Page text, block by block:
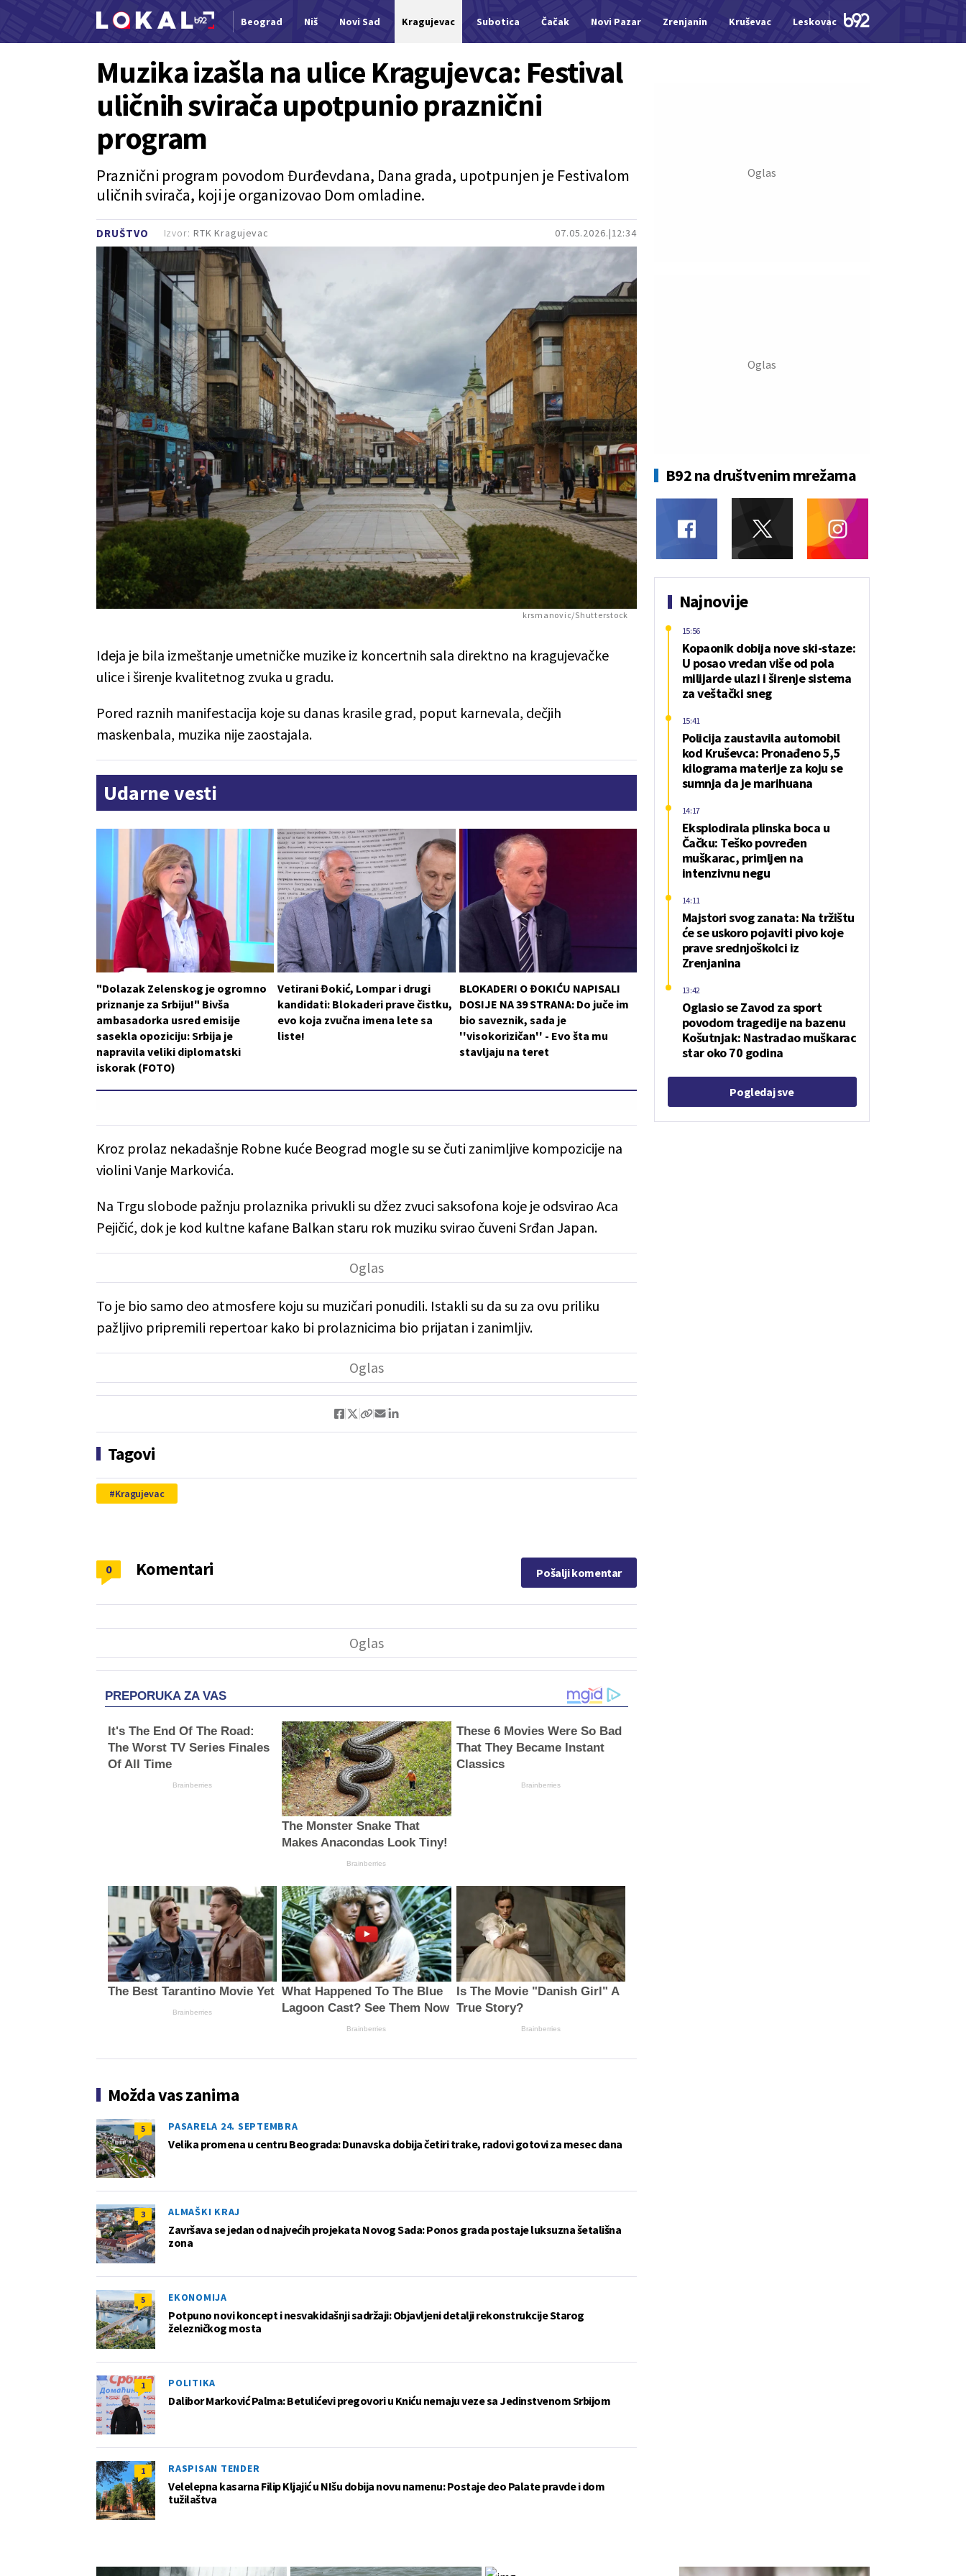
Beograd Niš Novi Sad Kragujevac Subotica Čačak Novi Pazar Zrenjanin Kruševac Leskovac Jagodina
DRUŠTVO 07.05.2026. 12:34
Muzika izašla na ulice Kragujevca: Festival
uličnih svirača upotpunio praznični
program
Praznični program povodom Đurđevdana, Dana grada, upotpunjen je Festivalom
uličnih svirača, koji je organizovao Dom omladine.
Izvor: RTK Kragujevac
krsmanovic/Shutterstock
Ideja je bila izmeštanje umetničke muzike iz koncertnih sala direktno na kragujevačke
ulice i širenje kvalitetnog zvuka u gradu.
Pored raznih manifestacija koje su danas krasile grad, poput karnevala, dečjih
maskenbala, muzika nije zaostajala.
Udarne vesti
"Dolazak Zelenskog je ogromno
priznanje za Srbiju!" Bivša
ambasadorka usred emisije
sasekla opoziciju: Srbija je
napravila veliki diplomatski
iskorak (FOTO)
Vetirani Đokić, Lompar i drugi
kandidati: Blokaderi prave čistku,
evo koja zvučna imena lete sa
liste!
BLOKADERI O ĐOKIĆU NAPISALI
DOSIJE NA 39 STRANA: Do juče im
bio saveznik, sada je
''visokorizičan'' - Evo šta mu
stavljaju na teret
Kroz prolaz nekadašnje Robne kuće Beograd mogle su se čuti zanimljive kompozicije na
violini Vanje Markovića.
Na Trgu slobode pažnju prolaznika privukli su džez zvuci saksofona koje je odsvirao Aca
Pejičić, dok je kod kultne kafane Balkan staru rok muziku svirao čuveni Srđan Japan.
To je bio samo deo atmosfere koju su muzičari ponudili. Istakli su da su za ovu priliku
pažljivo pripremili repertoar kako bi prolaznicima bio prijatan i zanimljiv.
Tagovi
Kragujevac
Komentari
0 Pošalji komentar
PREPORUKA ZA VAS
It's The End Of The Road:
The Worst TV Series Finales
Of All Time
Brainberries
The Monster Snake That
Makes Anacondas Look Tiny!
Brainberries
These 6 Movies Were So Bad
That They Became Instant
Classics
Brainberries
The Best Tarantino Movie Yet
Brainberries
What Happened To The Blue
Lagoon Cast? See Them Now
Brainberries
Is The Movie "Danish Girl" A
True Story?
Brainberries
Možda vas zanima
5 PASARELA 24. SEPTEMBRA
Velika promena u centru Beograda: Dunavska dobija četiri trake, radovi gotovi za mesec dana
3 ALMAŠKI KRAJ
Završava se jedan od najvećih projekata Novog Sada: Ponos grada postaje luksuzna šetališna
zona
5 EKONOMIJA
Potpuno novi koncept i nesvakidašnji sadržaji: Objavljeni detalji rekonstrukcije Starog
železničkog mosta
1 POLITIKA
Dalibor Marković Palma: Betulićevi pregovori u Kniću nemaju veze sa Jedinstvenom Srbijom
1 RASPISAN TENDER
Velelepna kasarna Filip Kljajić u NIšu dobija novu namenu: Postaje deo Palate pravde i dom
tužilaštva
B92 na društvenim mrežama
Najnovije
Kopaonik dobija nove ski-staze:
U posao vredan više od pola
milijarde ulazi i širenje sistema
za veštački sneg
15:56
Policija zaustavila automobil
kod Kruševca: Pronađeno 5,5
kilograma materije za koju se
sumnja da je marihuana
15:41
Eksplodirala plinska boca u
Čačku: Teško povređen
muškarac, primljen na
intenzivnu negu
14:17
Majstori svog zanata: Na tržištu
će se uskoro pojaviti pivo koje
prave srednjoškolci iz
Zrenjanina
14:11
Oglasio se Zavod za sport
povodom tragedije na bazenu
Košutnjak: Nastradao muškarac
star oko 70 godina
13:42
Pogledaj sve